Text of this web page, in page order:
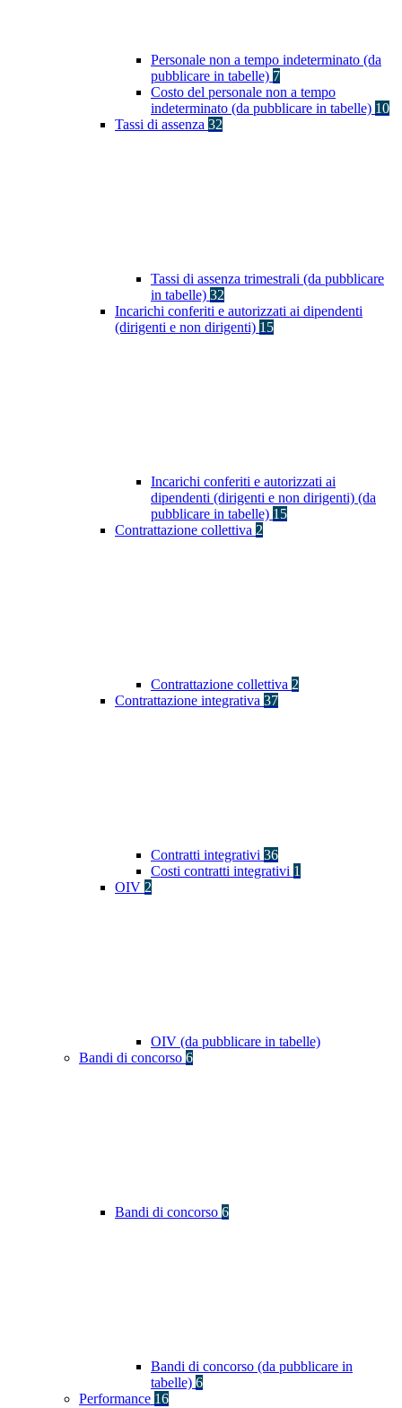
Personale non a tempo indeterminato (da
pubblicare in tabelle) 7
Costo del personale non a tempo
indeterminato (da pubblicare in tabelle) 10
Tassi di assenza 32
Tassi di assenza trimestrali (da pubblicare
in tabelle) 32
Incarichi conferiti e autorizzati ai dipendenti
(dirigenti e non dirigenti) 15
Incarichi conferiti e autorizzati ai
dipendenti (dirigenti e non dirigenti) (da
pubblicare in tabelle) 15
Contrattazione collettiva 2
Contrattazione collettiva 2
Contrattazione integrativa 37
Contratti integrativi 36
Costi contratti integrativi 1
OIV 2
OIV (da pubblicare in tabelle)
Bandi di concorso 6
Bandi di concorso 6
Bandi di concorso (da pubblicare in
tabelle) 6
Performance 16